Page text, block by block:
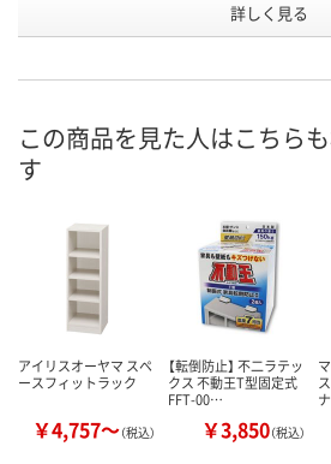
オフホワ
号
お届け日
お取り扱い終了しま
数量
詳しく見る
この商品を見た人はこちら
す
アイリスオーヤマ スペ
ースフィットラック
￥4,757～（税込）
【転倒防止】 不二ラテッ
クス 不動王T型固定式
FFT-00…
￥3,850（税込）